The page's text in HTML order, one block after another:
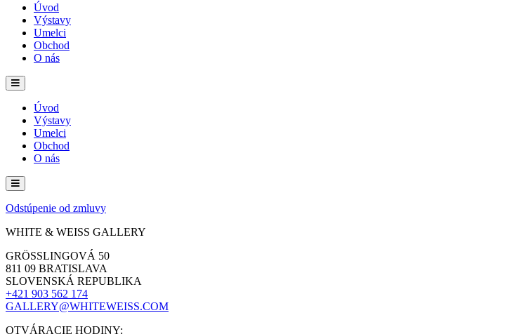
Úvod
Výstavy
Umelci
Obchod
O nás
Úvod
Výstavy
Umelci
Obchod
O nás
Odstúpenie od zmluvy
WHITE & WEISS GALLERY
GRÖSSLINGOVÁ 50
811 09 BRATISLAVA
SLOVENSKÁ REPUBLIKA
+421 903 562 174
GALLERY@WHITEWEISS.COM
OTVÁRACIE HODINY: